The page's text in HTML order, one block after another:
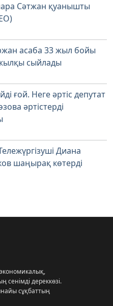
Сәтжан қуанышты
асаба 33 жыл бойы
сыйлады
ғой. Неге әртіс депутат
әртістерді
Диана
шаңырақ көтерді
экономикалық,
дереккөзі.
сұқбаттың